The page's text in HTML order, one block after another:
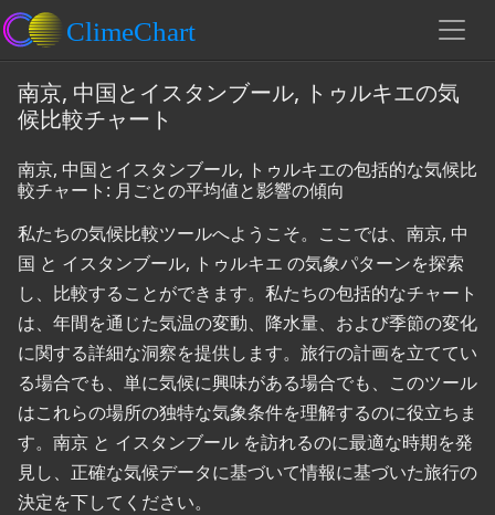
南京, 中国とイスタンブール, トゥルキエの気
候比較チャート
南京, 中国とイスタンブール, トゥルキエの包括的な気候比
較チャート: 月ごとの平均値と影響の傾向
私たちの気候比較ツールへようこそ。ここでは、南京, 中
国 と イスタンブール, トゥルキエ の気象パターンを探索
し、比較することができます。私たちの包括的なチャート
は、年間を通じた気温の変動、降水量、および季節の変化
に関する詳細な洞察を提供します。旅行の計画を立ててい
る場合でも、単に気候に興味がある場合でも、このツール
はこれらの場所の独特な気象条件を理解するのに役立ちま
す。南京 と イスタンブール を訪れるのに最適な時期を発
見し、正確な気候データに基づいて情報に基づいた旅行の
決定を下してください。